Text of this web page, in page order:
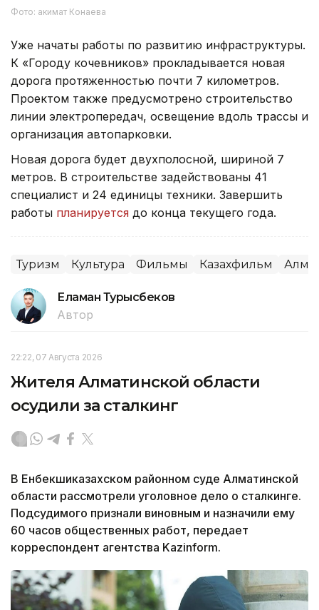
Фото: акимат Конаева
Уже начаты работы по развитию инфраструктуры.
К «Городу кочевников» прокладывается новая
дорога протяженностью почти 7 километров.
Проектом также предусмотрено строительство
линии электропередач, освещение вдоль трассы и
организация автопарковки.
Новая дорога будет двухполосной, шириной 7
метров. В строительстве задействованы 41
специалист и 24 единицы техники. Завершить
работы планируется до конца текущего года.
Туризм Культура Фильмы Казахфильм
Еламан Турысбеков
Автор
22:22, 07 Августа 2026
Жителя Алматинской области
осудили за сталкинг
В Енбекшиказахском районном суде Алматинской
области рассмотрели уголовное дело о сталкинге.
Подсудимого признали виновным и назначили ему
60 часов общественных работ, передает
корреспондент агентства Kazinform.